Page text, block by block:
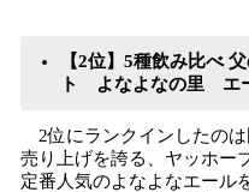
【2位】5種飲み比べ
ト よなよなの里 エ
2位にランクインしたのは
売り上げを誇る、ヤッホー
定番人気のよなよなエール